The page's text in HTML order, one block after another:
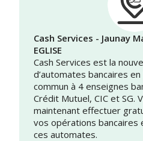
Cash Services - Jaunay
EGLISE
Cash Services est la
d’automates bancaires
commun à 4 enseignes
Crédit Mutuel, CIC et SG.
maintenant effectuer
vos opérations bancaires
ces automates.